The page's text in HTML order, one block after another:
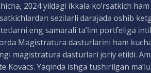
2024 yildagi ikkala ko’rsatkich
sezilarli darajada oshib
eng samarali ta’lim portfeliga
Magistratura dasturlarini ham
magistratura dasturlari joriy etildi.
Yaqinda ishga tushirilgan